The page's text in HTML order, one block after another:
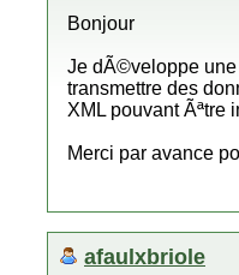
Bonjour
Je dÃ©veloppe
transmettre des
XML pouvant Ãªtre
Merci par avance
afaulxbriole